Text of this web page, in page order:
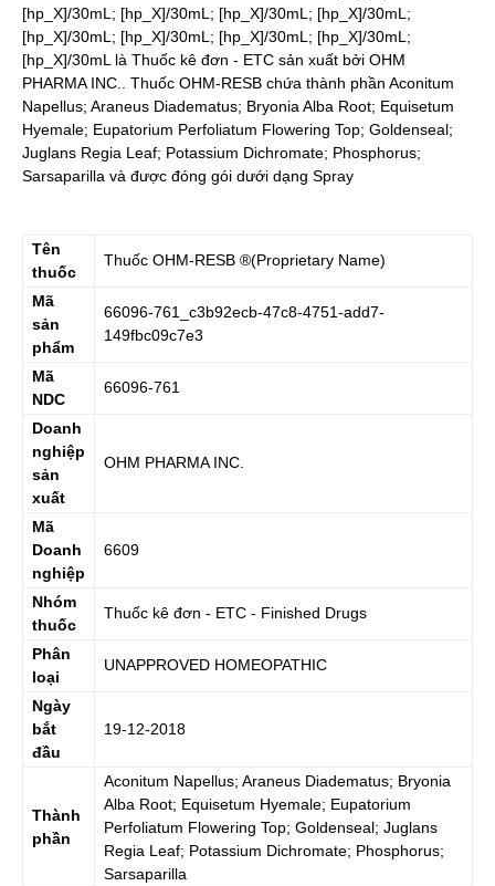
[hp_X]/30mL; [hp_X]/30mL; [hp_X]/30mL; [hp_X]/30mL;
[hp_X]/30mL; [hp_X]/30mL; [hp_X]/30mL; [hp_X]/30mL;
[hp_X]/30mL là Thuốc kê đơn - ETC sản xuất bởi OHM
PHARMA INC.. Thuốc OHM-RESB chứa thành phần Aconitum
Napellus; Araneus Diadematus; Bryonia Alba Root; Equisetum
Hyemale; Eupatorium Perfoliatum Flowering Top; Goldenseal;
Juglans Regia Leaf; Potassium Dichromate; Phosphorus;
Sarsaparilla và được đóng gói dưới dạng Spray
Tên
thuốc
Thuốc OHM-RESB ®(Proprietary Name)
Mã
sản
phẩm
66096-761_c3b92ecb-47c8-4751-add7-
149fbc09c7e3
Mã
NDC
66096-761
Doanh
nghiệp
sản
xuất
OHM PHARMA INC.
Mã
Doanh
nghiệp
6609
Nhóm
thuốc
Thuốc kê đơn - ETC - Finished Drugs
Phân
loại
UNAPPROVED HOMEOPATHIC
Ngày
bắt
đầu
19-12-2018
Thành
phần
Aconitum Napellus; Araneus Diadematus; Bryonia
Alba Root; Equisetum Hyemale; Eupatorium
Perfoliatum Flowering Top; Goldenseal; Juglans
Regia Leaf; Potassium Dichromate; Phosphorus;
Sarsaparilla